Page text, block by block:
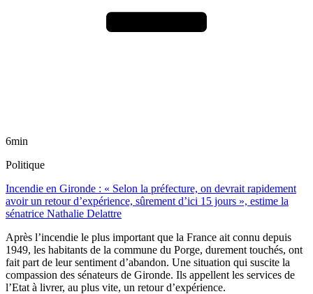
6min
Politique
Incendie en Gironde : « Selon la préfecture, on devrait rapidement
avoir un retour d’expérience, sûrement d’ici 15 jours », estime la
sénatrice Nathalie Delattre
Après l’incendie le plus important que la France ait connu depuis
1949, les habitants de la commune du Porge, durement touchés, ont
fait part de leur sentiment d’abandon. Une situation qui suscite la
compassion des sénateurs de Gironde. Ils appellent les services de
l’Etat à livrer, au plus vite, un retour d’expérience.